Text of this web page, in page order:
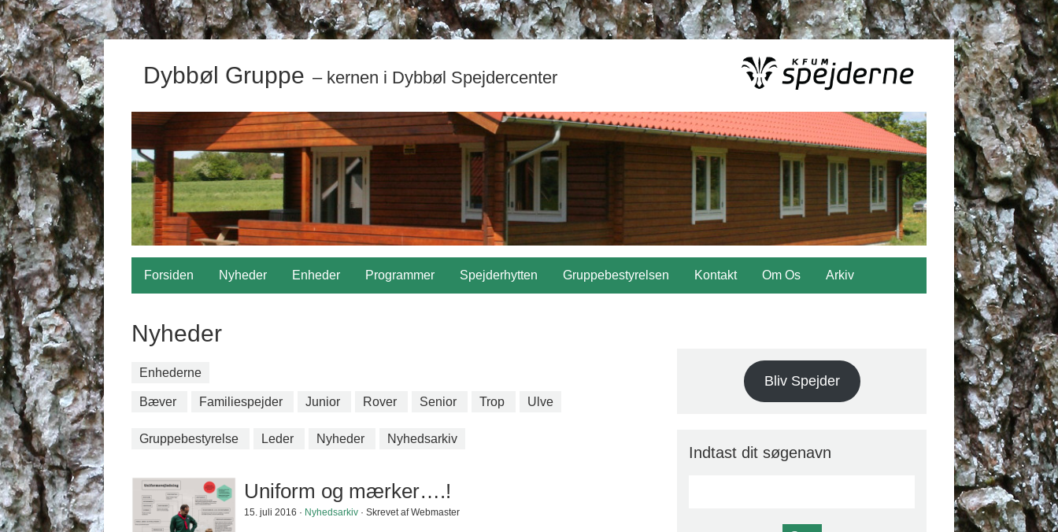
Dybbøl Gruppe – kernen i Dybbøl Spejdercenter
Forsiden Nyheder Enheder Programmer Spejderhytten Gruppebestyrelsen Kontakt Om Os Arkiv
Nyheder
Enhederne
Bæver Familiespejder Junior Rover Senior Trop Ulve
Gruppebestyrelse Leder Nyheder Nyhedsarkiv
Uniform og mærker….!
15. juli 2016 · Nyhedsarkiv· Skrevet af Webmaster
Bliv Spejder
Indtast dit søgenavn